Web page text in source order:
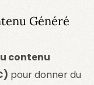
Généré
contenu
pour donner du